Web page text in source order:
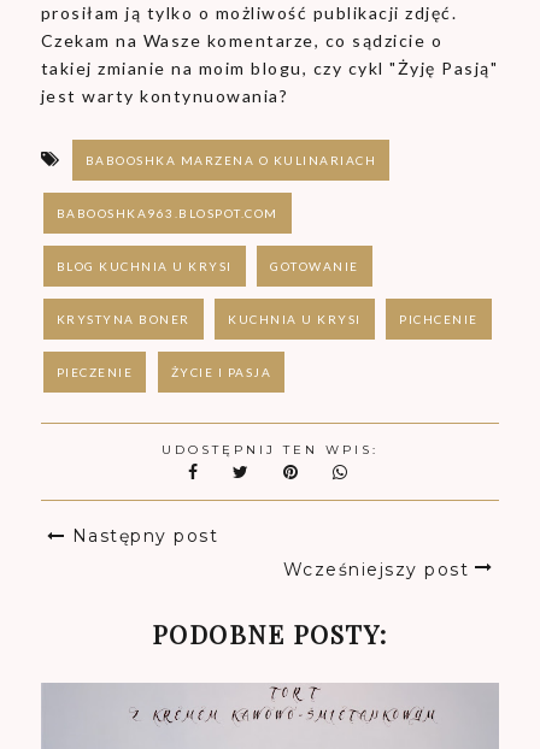
prosiłam ją tylko o możliwość publikacji zdjęć.
Czekam na Wasze komentarze, co sądzicie o
takiej zmianie na moim blogu, czy cykl "Żyję Pasją"
jest warty kontynuowania?
BABOOSHKA MARZENA O KULINARIACH
BABOOSHKA963.BLOSPOT.COM
BLOG KUCHNIA U KRYSI GOTOWANIE
KRYSTYNA BONER KUCHNIA U KRYSI PICHCENIE
PIECZENIE ŻYCIE I PASJA
UDOSTĘPNIJ TEN WPIS:
Następny post
Wcześniejszy post
PODOBNE POSTY: